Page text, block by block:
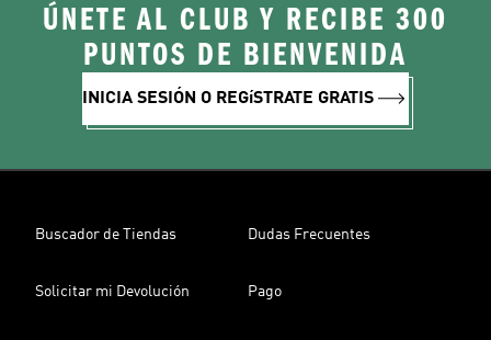
ÚNETE AL CLUB Y RECIBE 300
PUNTOS DE BIENVENIDA
INICIA SESIÓN O REGíSTRATE GRATIS
Buscador de Tiendas Dudas Frecuentes
Solicitar mi Devolución Pago